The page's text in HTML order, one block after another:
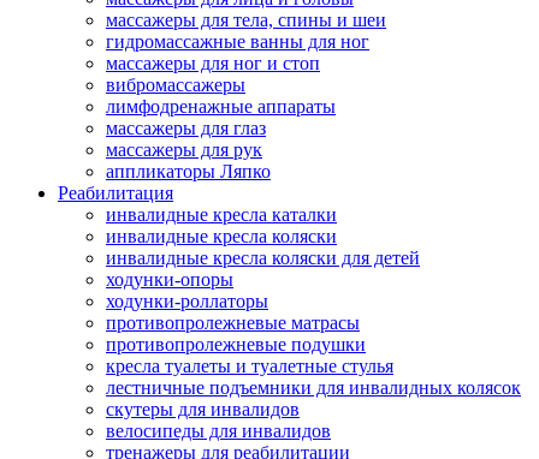
массажеры для тела, спины и шеи
гидромассажные ванны для ног
массажеры для ног и стоп
вибромассажеры
лимфодренажные аппараты
массажеры для глаз
массажеры для рук
аппликаторы Ляпко
Реабилитация
инвалидные кресла каталки
инвалидные кресла коляски
инвалидные кресла коляски для детей
ходунки-опоры
ходунки-роллаторы
противопролежневые матрасы
противопролежневые подушки
кресла туалеты и туалетные стулья
лестничные подъемники для инвалидных колясок
скутеры для инвалидов
велосипеды для инвалидов
тренажеры для реабилитации